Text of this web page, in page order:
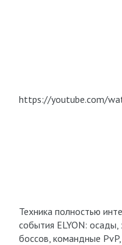
https://youtube.com/
Техника полностью
события ELYON:
боссов, командные